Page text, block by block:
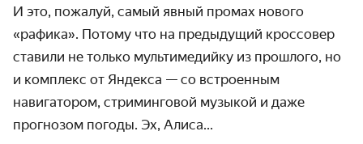
И это, пожалуй, самый явный промах нового
«рафика». Потому что на предыдущий кроссовер
ставили не только мультимедийку из прошлого, но
и комплекс от Яндекса — со встроенным
навигатором, стриминговой музыкой и даже
прогнозом погоды. Эх, Алиса...